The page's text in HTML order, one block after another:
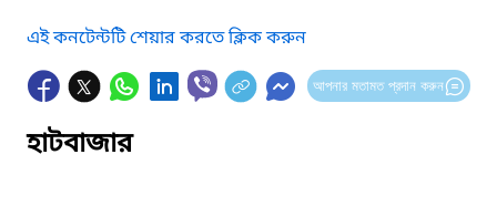
এই কনটেন্টটি শেয়ার করতে ক্লিক করুন
আপনার মতামত প্রদান করুন
হাটবাজার